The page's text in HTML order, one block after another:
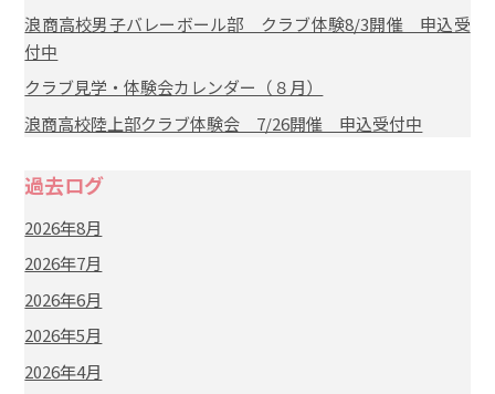
浪商高校男子バレーボール部 クラブ体験8/3開催 申込受
付中
クラブ見学・体験会カレンダー（８月）
浪商高校陸上部クラブ体験会 7/26開催 申込受付中
過去ログ
2026年8月
2026年7月
2026年6月
2026年5月
2026年4月